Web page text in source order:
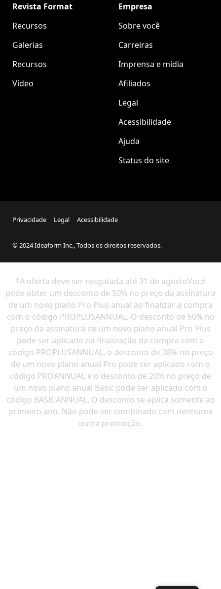
Revista Format
Recursos
Galerias
Recursos
Vídeo
Empresa
Sobre você
Carreiras
Imprensa e mídia
Afiliados
Legal
Acessibilidade
Ajuda
Status do site
Privacidade Legal Acessibilidade
© 2024 Ideaform Inc., Todos os direitos reservados.
*A oferta deve ser resgatada até 31 de agostoVocê
pode obter um desconto de 50% no preço da assinatura
de um novo plano Pro Plus anual ao finalizar a compra
com o código PROPLUSANNUAL. O desconto de 50% no
preço da assinatura de um novo plano anual Pro Plus
pode ser aplicado na finalização da compra com o
código PROPLUSANNUAL, o desconto de 38% no preço
de um novo plano anual Pro pode ser aplicado com o
código PROANNUAL e o desconto de 20% no preço de
um novo plano anual Basic pode ser aplicado com o
código BASICANNUAL. O desconto se aplica somente ao
primeiro ano. Não pode ser combinado com nenhuma
outra promoção.